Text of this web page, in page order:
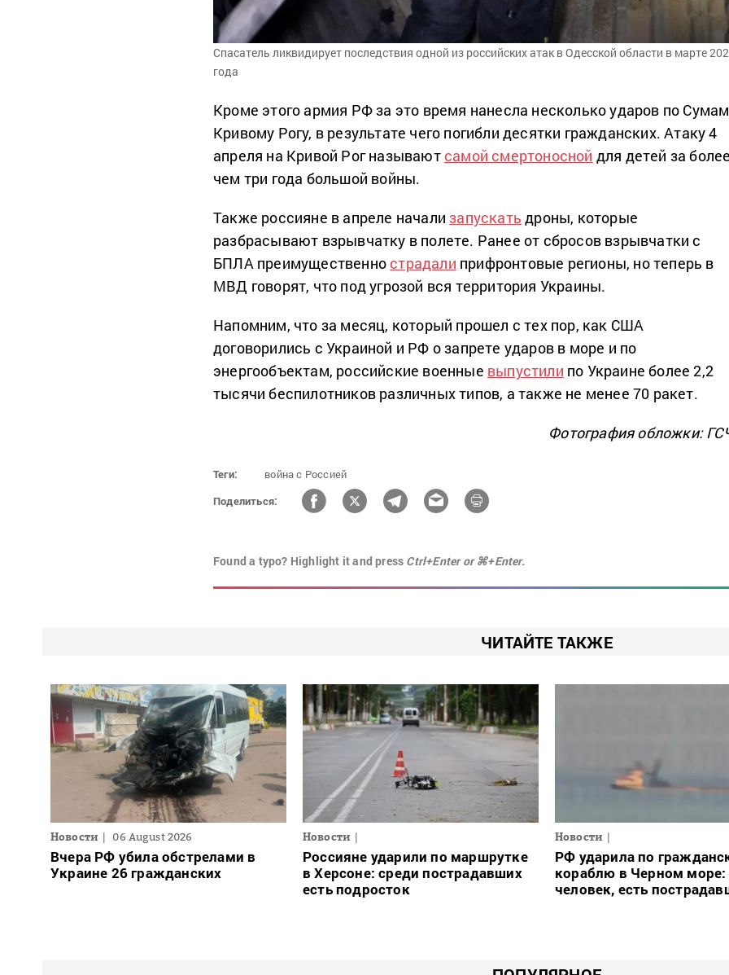
Спасатель ликвидирует последствия одной из российских атак в Одесской области в марте
года
Кроме этого армия РФ за это время нанесла несколько ударов по
Кривому Рогу, в результате чего погибли десятки гражданских. Атаку 4
апреля на Кривой Рог называют самой смертоносной для детей за
чем три года большой войны.
Также россияне в апреле начализапускать дроны, которые
разбрасывают взрывчатку в полете. Ранее от сбросов взрывчатки с
БПЛА преимущественно страдали прифронтовые регионы, но теперь в
МВД говорят, что под угрозой вся территория Украины.
Напомним, что за месяц, который прошел с тех пор, как США
договорились с Украиной и РФ о запрете ударов в море и по
энергообъектам, российские военные выпустили по Украине более 2,2
тысячи беспилотников различных типов, а также не менее 70 ракет.
Фотография обложки:
Теги:
война с Россией
Поделиться:
Found a typo? Highlight it and press Ctrl+Enter or ⌘+Enter.
ЧИТАЙТЕ ТАКЖЕ
Новости 06 August 2026
Вчера РФ убила обстрелами в
Украине 26 гражданских
Новости
Россияне ударили по маршрутке
в Херсоне: среди пострадавших
есть подросток
Новости
РФ ударила по
кораблю в Черном море:
человек, есть